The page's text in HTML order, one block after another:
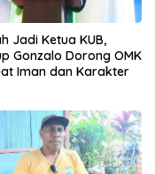
Jadi Ketua KUB,
Gonzalo Dorong OMK
Iman dan Karakter